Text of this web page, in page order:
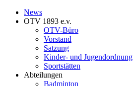
News
OTV 1893 e.v.
OTV-Büro
Vorstand
Satzung
Kinder- und Jugendordnung
Sportstätten
Abteilungen
Badminton